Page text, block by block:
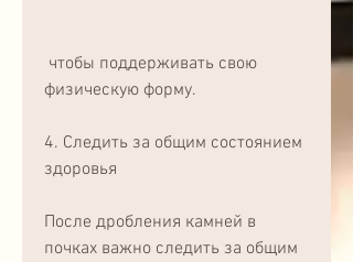
физическую форму.
4. Следить за общим состоянием
здоровья
После дробления камней в
почках важно следить за общим